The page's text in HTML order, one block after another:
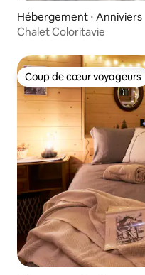
Hébergement ⋅ Anniviers
Chalet Coloritavie
Coup de cœur voyageurs
Coup de cœur voyageurs